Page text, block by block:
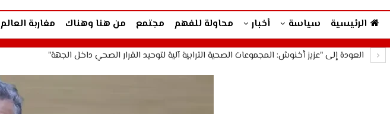
الرئيسية سياسة أخبار محاولة للفهم مجتمع من هنا وهناك مغاربة العالم
العودة إلى "عزيز أخنوش: المجموعات الصحية الترابية آلية لتوحيد القرار الصحي داخل الجهة"